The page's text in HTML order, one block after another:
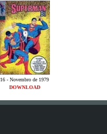
16 - Novembro de 1979
DOWNLOAD